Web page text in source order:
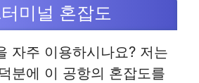
미널 혼잡도
자주 이용하시나요? 저는
분에 이 공항의 혼잡도를